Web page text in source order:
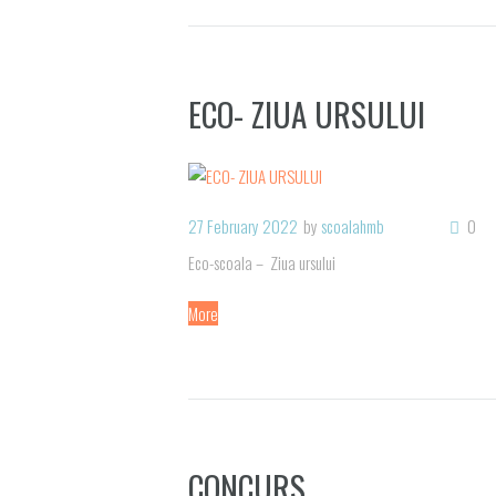
ECO- ZIUA URSULUI
27 February 2022 by scoalahmb 0
Eco-scoala – Ziua ursului
More
CONCURS